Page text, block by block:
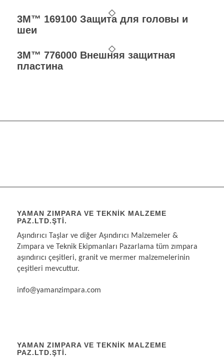
3M™ 169100 Защита для головы и
шеи
3M™ 776000 Внешняя защитная
пластина
YAMAN ZIMPARA VE TEKNIK MALZEME
PAZ.LTD.ŞTI.
Aşındırıcı Taşlar ve diğer Aşındırıcı Malzemeler &
Zımpara ve Teknik Ekipmanları Pazarlama tüm zımpara
aşındırıcı çeşitleri, granit ve mermer malzemelerinin
çeşitleri mevcuttur.
info@yamanzimpara.com
YAMAN ZIMPARA VE TEKNİK MALZEME
PAZ.LTD.ŞTİ.